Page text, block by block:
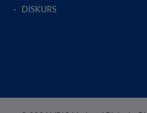
DISKURS